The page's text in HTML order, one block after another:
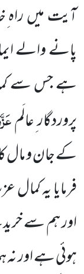
آیت میں راہ
پانے والے
ہے جس سے
پروردگار ِعالَم
کے جان و مال
فرمایا یہ
اور ہم سے
ہوئی ہے اور